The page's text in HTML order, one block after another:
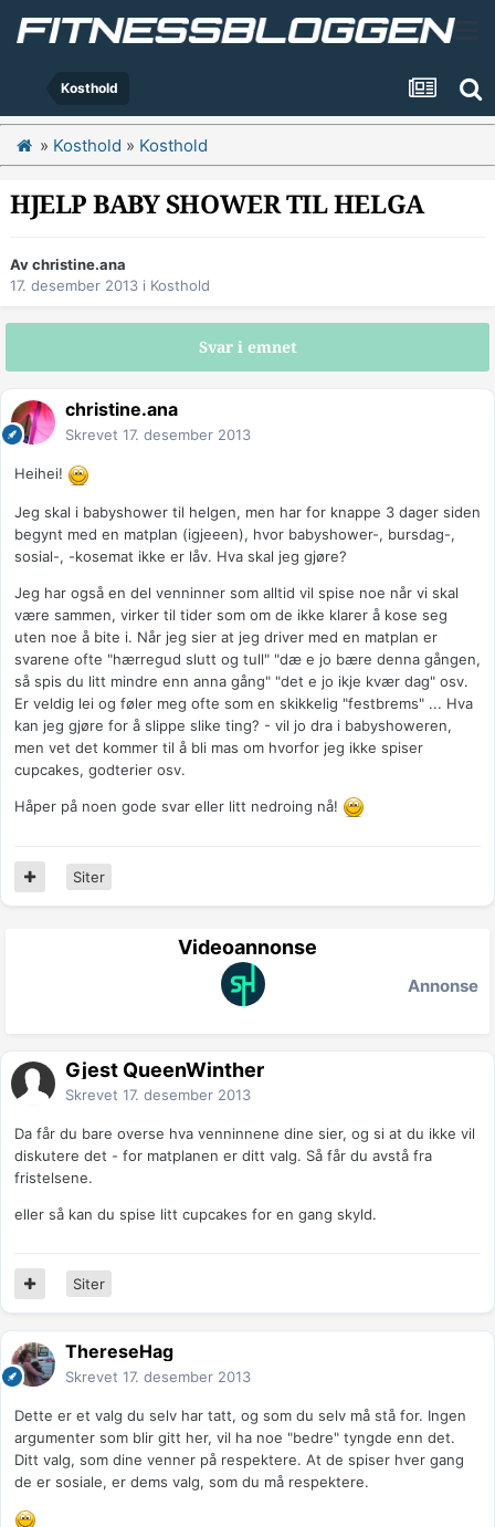
Kosthold
» Kosthold » Kosthold
HJELP BABY SHOWER TIL HELGA
Avchristine.ana
17. desember 2013 i Kosthold
Svar i emnet
christine.ana
Skrevet 17. desember 2013
Heihei!
Jeg skal i babyshower til helgen, men har for knappe 3 dager siden
begynt med en matplan (igjeeen), hvor babyshower-, bursdag-,
sosial-, -kosemat ikke er låv. Hva skal jeg gjøre?
Jeg har også en del venninner som alltid vil spise noe når vi skal
være sammen, virker til tider som om de ikke klarer å kose seg
uten noe å bite i. Når jeg sier at jeg driver med en matplan er
svarene ofte "hærregud slutt og tull" "dæ e jo bære denna gången,
så spis du litt mindre enn anna gång" "det e jo ikje kvær dag" osv.
Er veldig lei og føler meg ofte som en skikkelig "festbrems" ... Hva
kan jeg gjøre for å slippe slike ting? - vil jo dra i babyshoweren,
men vet det kommer til å bli mas om hvorfor jeg ikke spiser
cupcakes, godterier osv.
Håper på noen gode svar eller litt nedroing nå!
Siter
Videoannonse
Annonse
Gjest QueenWinther
Skrevet 17. desember 2013
Da får du bare overse hva venninnene dine sier, og si at du ikke vil
diskutere det - for matplanen er ditt valg. Så får du avstå fra
fristelsene.
eller så kan du spise litt cupcakes for en gang skyld.
Siter
ThereseHag
Skrevet 17. desember 2013
Dette er et valg du selv har tatt, og som du selv må stå for. Ingen
argumenter som blir gitt her, vil ha noe "bedre" tyngde enn det.
Ditt valg, som dine venner på respektere. At de spiser hver gang
de er sosiale, er dems valg, som du må respektere.